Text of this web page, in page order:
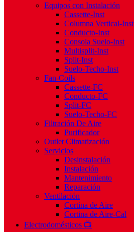
Equipos con Instalación
Cassette-Inst
Columna Vertical-Inst
Conducto-Inst
Consola Suelo-Inst
Multisplit-Inst
Split-Inst
Suelo-Techo-Inst
Fan-Coils
Cassette-FC
Conducto-FC
Split-FC
Suelo-Techo-FC
Filtración De Aire
Purificador
Outlet Climatización
Servicios
Desinstalación
Instalación
Mantenimiento
Reparación
Ventilación
Cortina de Aire
Cortina de Aire-Cal
Electrodomésticos 📺